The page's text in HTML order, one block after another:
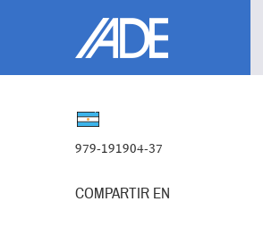
979-191904-37
COMPARTIR EN